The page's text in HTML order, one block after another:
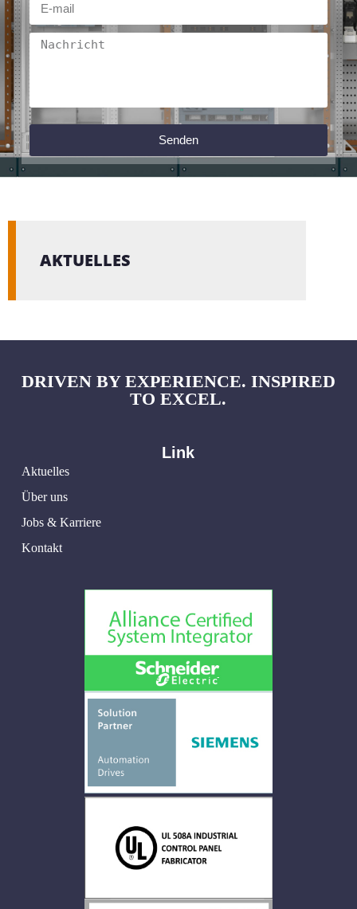
Senden
AKTUELLES
DRIVEN BY EXPERIENCE. INSPIRED
TO EXCEL.
Link
Aktuelles
Über uns
Jobs & Karriere
Kontakt